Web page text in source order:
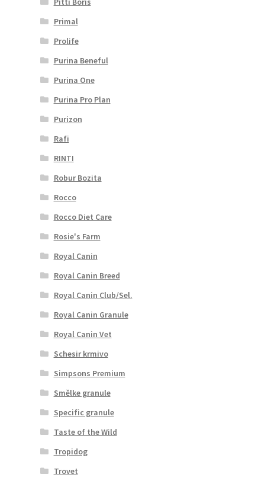
Primal
Prolife
Purina Beneful
Purina One
Purina Pro Plan
Purizon
Rafi
RINTI
Robur Bozita
Rocco
Rocco Diet Care
Rosie's Farm
Royal Canin
Royal Canin Breed
Royal Canin Club/Sel.
Royal Canin Granule
Royal Canin Vet
Schesir krmivo
Simpsons Premium
Smělke granule
Specific granule
Taste of the Wild
Tropidog
Trovet